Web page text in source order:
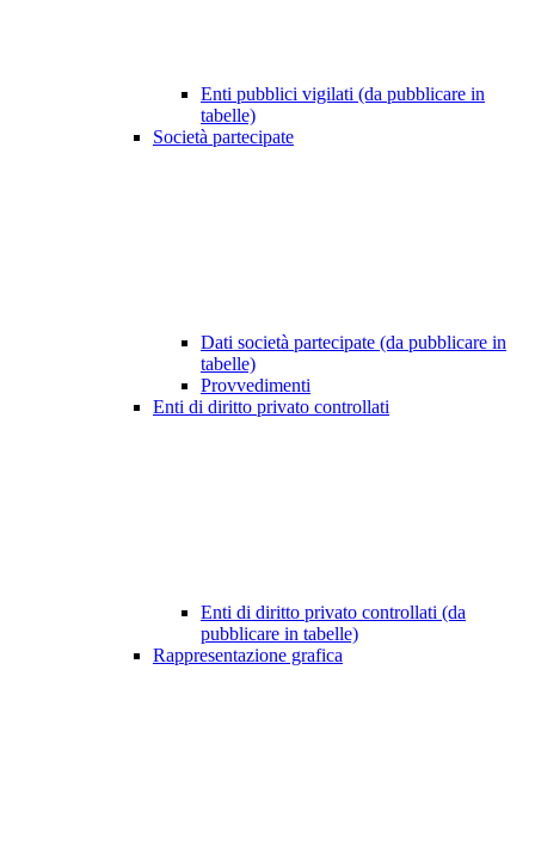
Enti pubblici vigilati (da pubblicare in
tabelle)
Società partecipate
Dati società partecipate (da pubblicare in
tabelle)
Provvedimenti
Enti di diritto privato controllati
Enti di diritto privato controllati (da
pubblicare in tabelle)
Rappresentazione grafica